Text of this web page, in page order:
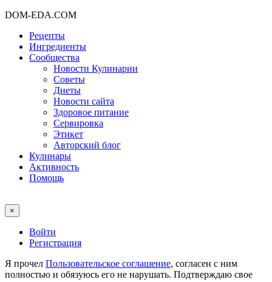
DOM-EDA.COM
Рецепты
Ингредиенты
Сообщества
Новости Кулинарии
Советы
Диеты
Новости сайта
Здоровое питание
Сервировка
Этикет
Авторский блог
Кулинары
Активность
Помощь
×
Войти
Регистрация
Я прочел Пользовательское соглашение, согласен с ним
полностью и обязуюсь его не нарушать. Подтверждаю свое